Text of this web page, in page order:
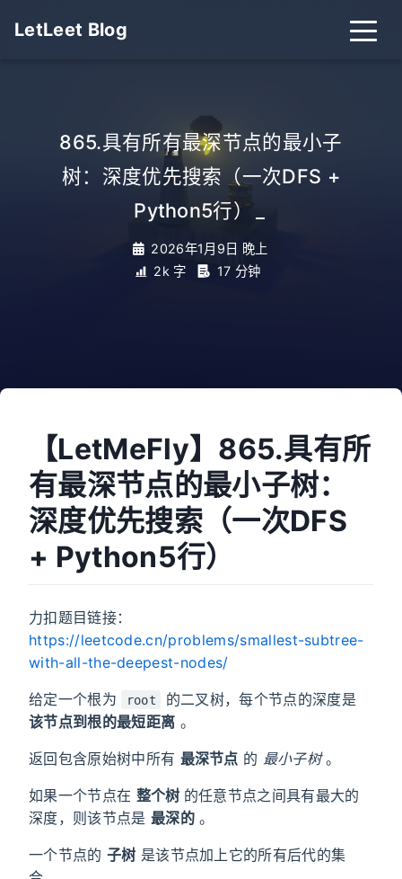
LetLeet Blog
865.具有所有最深节点的最小子
树：深度优先搜索（一次DFS +
Python5行）
2026年1月9日 晚上
2k 字
17 分钟
【LetMeFly】865.具有所
有最深节点的最小子树：
深度优先搜索（一次DFS
+ Python5行）
力扣题目链接：
https://leetcode.cn/problems/smallest-subtree-
with-all-the-deepest-nodes/
给定一个根为 root
的二叉树，每个节点的深度是
该节点到根的最短距离 。
返回包含原始树中所有 最深节点 的 最小子树。
如果一个节点在 整个树 的任意节点之间具有最大的
深度，则该节点是 最深的。
一个节点的 子树 是该节点加上它的所有后代的集